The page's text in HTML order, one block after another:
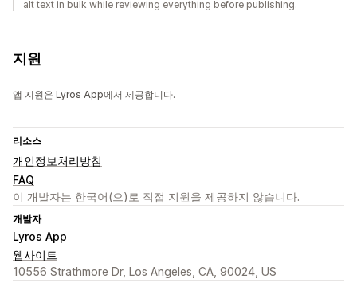
alt text in bulk while reviewing everything before publishing.
지원
앱 지원은 Lyros App에서 제공합니다.
리소스
개인정보처리방침
FAQ
이 개발자는 한국어(으)로 직접 지원을 제공하지 않습니다.
개발자
Lyros App
웹사이트
10556 Strathmore Dr, Los Angeles, CA, 90024, US